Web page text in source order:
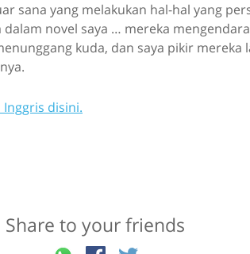
sana yang melakukan hal-hal yang
novel saya … mereka
kuda, dan saya pikir mereka
Inggris disini.
Share to your friends